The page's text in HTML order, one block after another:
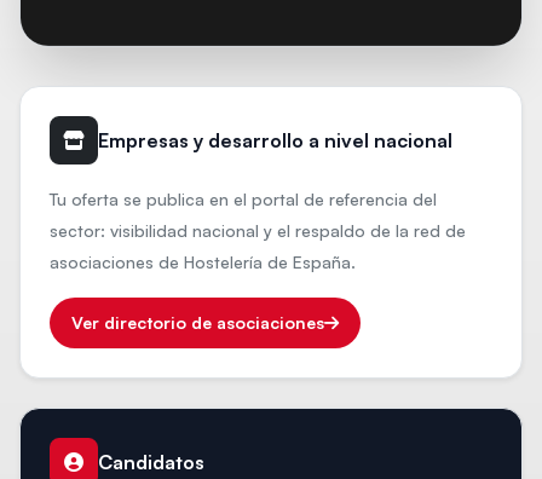
Empresas y desarrollo a nivel nacional
Tu oferta se publica en el portal de referencia del
sector: visibilidad nacional y el respaldo de la red de
asociaciones de Hostelería de España.
Ver directorio de asociaciones
Candidatos